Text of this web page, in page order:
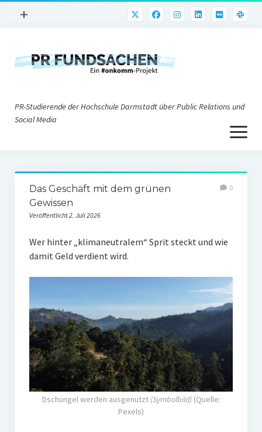
Menü
+
PR@h_da
Nonprofit-PR
Corporate Weblogs
Social Media
PR-Literatur
PR-Studien
Gesellschaft & Medien
Infografik-Themengarten
Künstliche Intelligenz
PR-Studierende der Hochschule Darmstadt über Public Relations und
Social Media
Menü
öffnen
Über uns
Impressum
Datenschutz
Das Geschäft mit dem grünen
Gewissen
Veröffentlicht 2. Juli 2026
0
Wer hinter „klimaneutralem“ Sprit steckt und wie
damit Geld verdient wird.
Dschungel werden ausgenutzt (Symbolbild)(Quelle:
Pexels)